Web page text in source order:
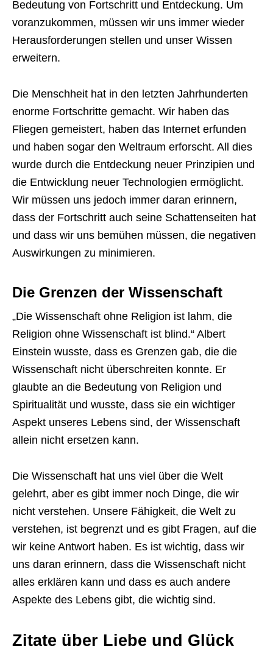
Bedeutung von Fortschritt und Entdeckung. Um
voranzukommen, müssen wir uns immer wieder
Herausforderungen stellen und unser Wissen
erweitern.
Die Menschheit hat in den letzten Jahrhunderten
enorme Fortschritte gemacht. Wir haben das
Fliegen gemeistert, haben das Internet erfunden
und haben sogar den Weltraum erforscht. All dies
wurde durch die Entdeckung neuer Prinzipien und
die Entwicklung neuer Technologien ermöglicht.
Wir müssen uns jedoch immer daran erinnern,
dass der Fortschritt auch seine Schattenseiten hat
und dass wir uns bemühen müssen, die negativen
Auswirkungen zu minimieren.
Die Grenzen der Wissenschaft
„Die Wissenschaft ohne Religion ist lahm, die
Religion ohne Wissenschaft ist blind.“ Albert
Einstein wusste, dass es Grenzen gab, die die
Wissenschaft nicht überschreiten konnte. Er
glaubte an die Bedeutung von Religion und
Spiritualität und wusste, dass sie ein wichtiger
Aspekt unseres Lebens sind, der Wissenschaft
allein nicht ersetzen kann.
Die Wissenschaft hat uns viel über die Welt
gelehrt, aber es gibt immer noch Dinge, die wir
nicht verstehen. Unsere Fähigkeit, die Welt zu
verstehen, ist begrenzt und es gibt Fragen, auf die
wir keine Antwort haben. Es ist wichtig, dass wir
uns daran erinnern, dass die Wissenschaft nicht
alles erklären kann und dass es auch andere
Aspekte des Lebens gibt, die wichtig sind.
Zitate über Liebe und Glück